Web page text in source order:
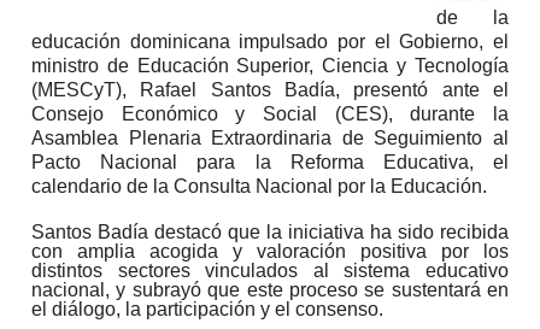
de la
educación dominicana impulsado por el Gobierno, el
ministro de Educación Superior, Ciencia y Tecnología
(MESCyT), Rafael Santos Badía, presentó ante el
Consejo Económico y Social (CES), durante la
Asamblea Plenaria Extraordinaria de Seguimiento al
Pacto Nacional para la Reforma Educativa, el
calendario de la Consulta Nacional por la Educación.
Santos Badía destacó que la iniciativa ha sido recibida
con amplia acogida y valoración positiva por los
distintos sectores vinculados al sistema educativo
nacional, y subrayó que este proceso se sustentará en
el diálogo, la participación y el consenso.